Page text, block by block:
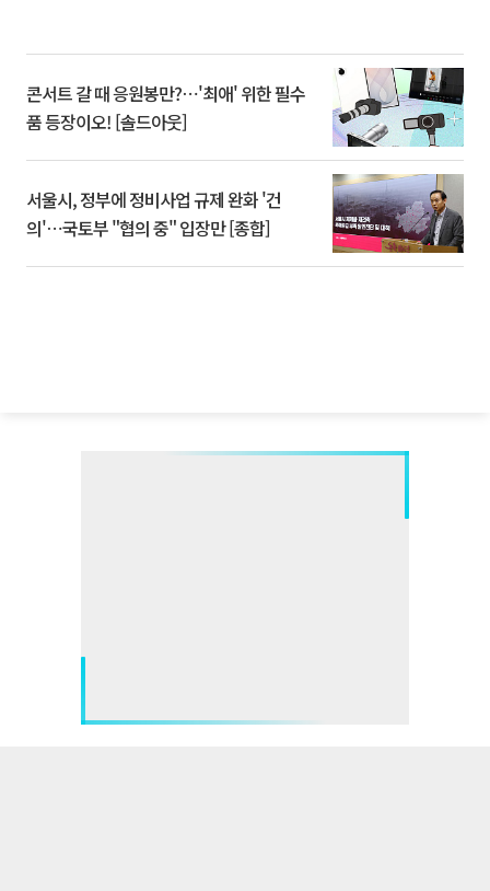
콘서트 갈 때 응원봉만?⋯'최애' 위한 필수
품 등장이오! [솔드아웃]
서울시, 정부에 정비사업 규제 완화 '건
의'⋯국토부 "협의 중" 입장만 [종합]